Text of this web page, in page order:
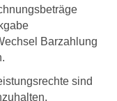
Barzahlung
sind